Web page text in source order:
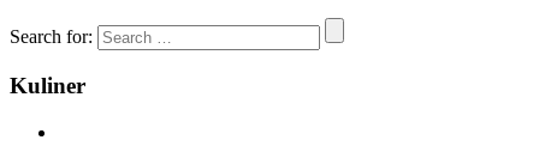
Search for:
Kuliner